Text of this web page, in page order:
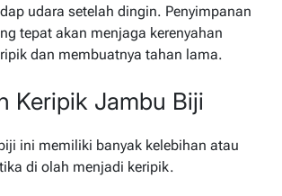
udara setelah dingin. Penyimpanan
tepat akan menjaga kerenyahan
dan membuatnya tahan lama.
Keripik Jambu Biji
ini memiliki banyak kelebihan atau
di olah menjadi keripik.